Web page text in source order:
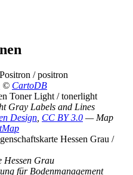
/ positron
© CartoDB
Toner Light / tonerlight
Gray Labels and Lines
Design CC BY 3.0 — Map
Hessen Grau /
Hessen Grau
für Bodenmanagement